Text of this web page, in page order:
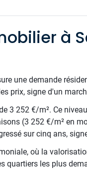
à
une demande
prix, signe d'un
3 252 €/m². Ce
(3 252 €/m² en
sur cinq ans,
où la
quartiers les plus